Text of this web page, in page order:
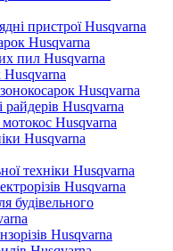
пристрої Husqvarna
Husqvarna
пил Husqvarna
Husqvarna
Husqvarna
райдерів Husqvarna
Husqvarna
Husqvarna
техніки Husqvarna
Husqvarna
будівельного
Husqvarna